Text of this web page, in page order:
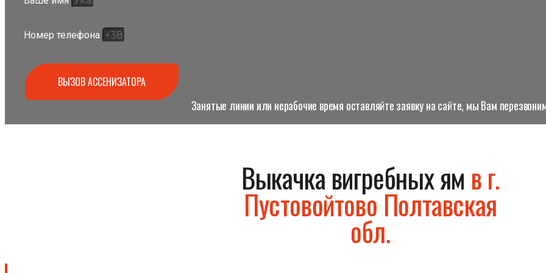
Номер телефона
ВЫЗОВ АССЕНИЗАТОРА
Занятые линии или нерабочие время оставляйте заявку на сайте, мы Вам
Выкачка вигребных ям в г.
Пустовойтово Полтавская
обл.